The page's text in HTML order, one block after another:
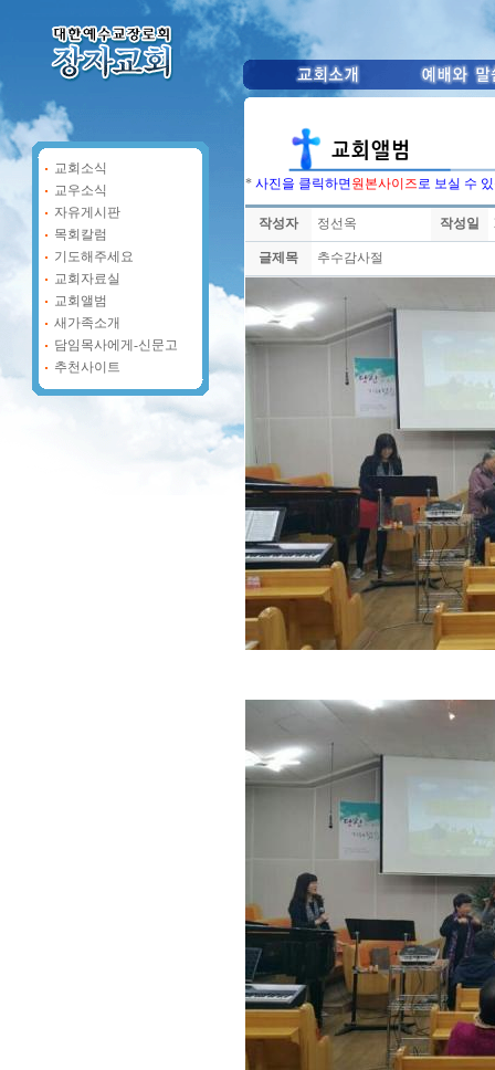
교회소식
교우소식
자유게시판
목회칼럼
기도해주세요
교회자료실
교회앨범
새가족소개
담임목사에게-신문고
추천사이트
* 사진을 클릭하면 원본사이즈로 보실 수
작성자 정선옥 작성일
글제목 추수감사절